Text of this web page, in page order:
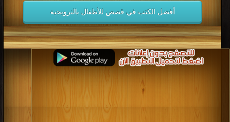
أفضل الكتب في قصص للأطفال بالنرويجية